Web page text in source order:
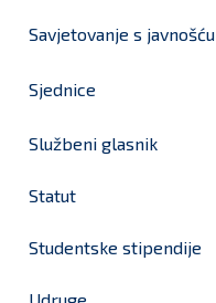
Savjetovanje s javnošću
Sjednice
Službeni glasnik
Statut
Studentske stipendije
Udruge